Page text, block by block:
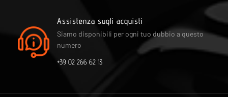
Assistenza sugli acquisti
Siamo disponibili per ogni tuo dubbio a questo
numero
+39 02 266 62 13